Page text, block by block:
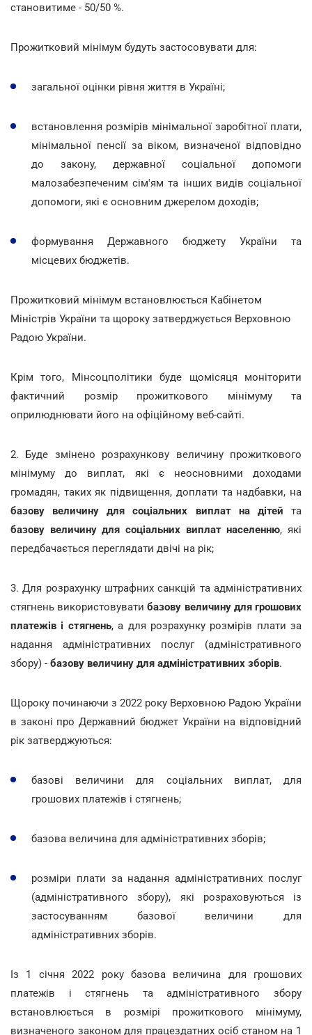
становитиме - 50/50 %.
Прожитковий мінімум будуть застосовувати для:
загальної оцінки рівня життя в Україні;
встановлення розмірів мінімальної заробітної плати,
мінімальної пенсії за віком, визначеної відповідно
до закону, державної соціальної допомоги
малозабезпеченим сім'ям та інших видів соціальної
допомоги, які є основним джерелом доходів;
формування Державного бюджету України та
місцевих бюджетів.
Прожитковий мінімум встановлюється Кабінетом
Міністрів України та щороку затверджується Верховною
Радою України.
Крім того, Мінсоцполітики буде щомісяця моніторити
фактичний розмір прожиткового мінімуму та
оприлюднювати його на офіційному веб-сайті.
2. Буде змінено розрахункову величину прожиткового
мінімуму до виплат, які є неосновними доходами
громадян, таких як підвищення, доплати та надбавки, на
базову величину для соціальних виплат на дітей та
базову величину для соціальних виплат населенню, які
передбачається переглядати двічі на рік;
3. Для розрахунку штрафних санкцій та адміністративних
стягнень використовуватибазову величину для грошових
платежів і стягнень, а для розрахунку розмірів плати за
надання адміністративних послуг (адміністративного
збору) - базову величину для адміністративних зборів.
Щороку починаючи з 2022 року Верховною Радою України
в законі про Державний бюджет України на відповідний
рік затверджуються:
базові величини для соціальних виплат, для
грошових платежів і стягнень;
базова величина для адміністративних зборів;
розміри плати за надання адміністративних послуг
(адміністративного збору), які розраховуються із
застосуванням базової величини для
адміністративних зборів.
Із 1 січня 2022 року базова величина для грошових
платежів і стягнень та адміністративного збору
встановлюється в розмірі прожиткового мінімуму,
визначеного законом для працездатних осіб станом на 1